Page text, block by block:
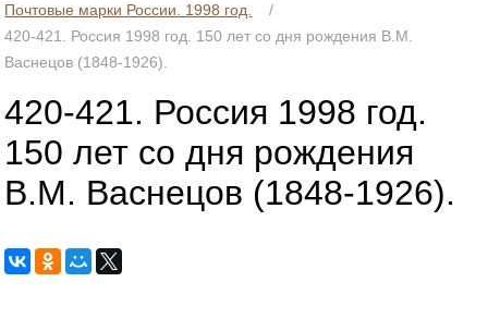
Почтовые марки России. 1998 год.
420-421. Россия 1998 год. 150 лет со дня рождения В.М.
Васнецов (1848-1926).
420-421. Россия 1998 год.
150 лет со дня рождения
В.М. Васнецов (1848-1926).